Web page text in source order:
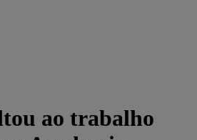
ao trabalho